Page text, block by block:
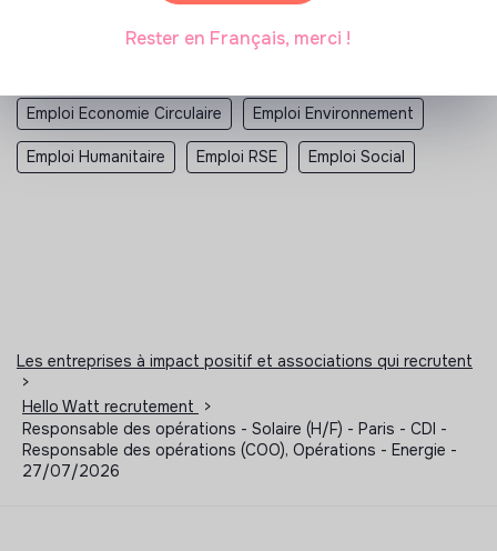
Emploi Alimentation Durable Emploi Culture
Emploi Economie Circulaire Emploi Environnement
Emploi Humanitaire Emploi RSE Emploi Social
Les entreprises à impact positif et associations qui recrutent
>
Hello Watt recrutement
>
Responsable des opérations - Solaire (H/F) - Paris - CDI -
Responsable des opérations (COO), Opérations - Energie -
27/07/2026
Rester en Français, merci !